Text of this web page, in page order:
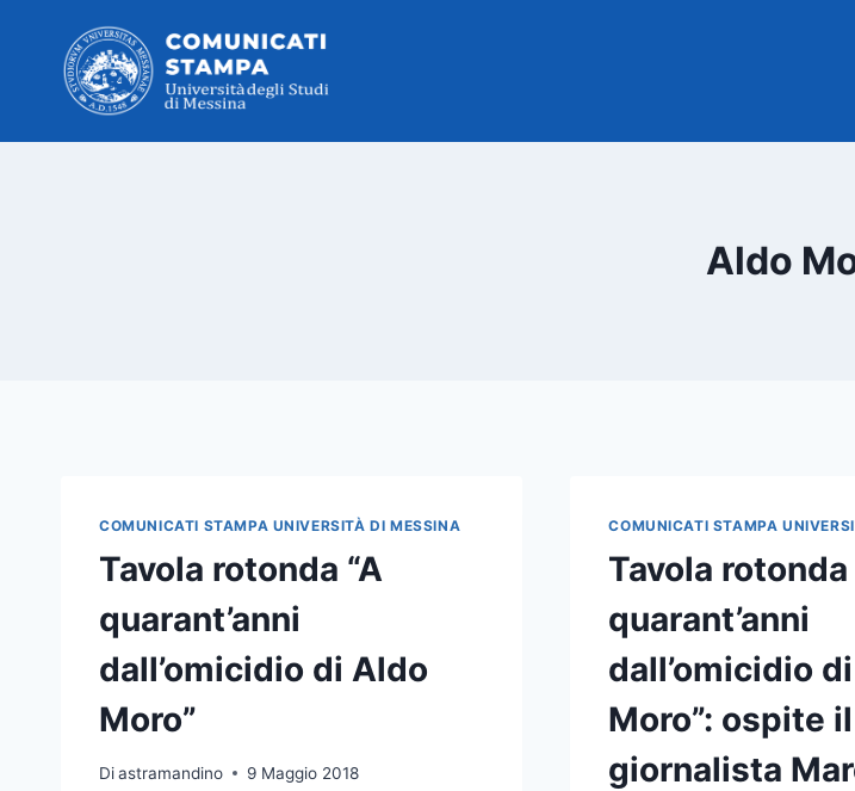
contenuto
Aldo
COMUNICATI STAMPA UNIVERSITÀ DI MESSINA
Tavola rotonda “A
quarant’anni
dall’omicidio di Aldo
Moro”
Diastramandino 9 Maggio 2018
COMUNICATI STAMPA
Tavola rotonda
quarant’anni
dall’omicidio
Moro”: ospite il
giornalista